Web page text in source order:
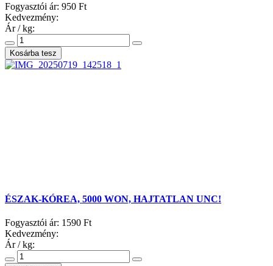
Fogyasztói ár: 950 Ft
Kedvezmény:
Ár / kg:
ÉSZAK-KÓREA, 5000 WON, HAJTATLAN UNC!
Fogyasztói ár: 1590 Ft
Kedvezmény:
Ár / kg: